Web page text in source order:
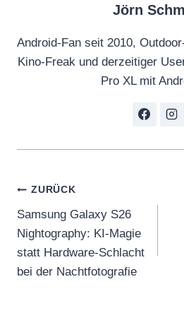
Jörn
Android-Fan seit 2010,
Kino-Freak und derzeitiger
Pro XL mit
Beitragsnavigation
ZURÜCK
Samsung Galaxy S26
Nightography: KI-Magie
statt Hardware-Schlacht
bei der Nachtfotografie